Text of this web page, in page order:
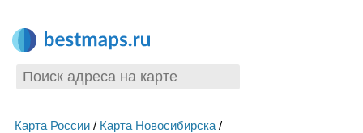
Карта России/ Карта Новосибирска/